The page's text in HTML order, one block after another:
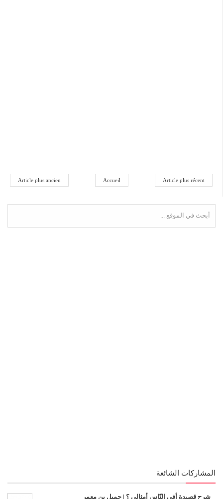
Article plus récent
Article plus ancien Accueil
المشاركات الشائعة
شرح قصيدة أفي النّاس أمثالي ؟ | جميل بن معمر